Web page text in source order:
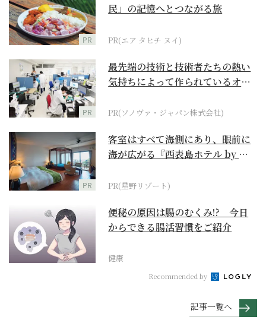
PR
民」の記憶へとつながる旅
PR(エア タヒチ ヌイ)
PR
最先端の技術と技術者たちの熱い
気持ちによって作られているオー
PR(ソノヴァ・ジャパン株式会社)
PR
客室はすべて海側にあり、眼前に
海が広がる『西表島ホテル by 星
PR(星野リゾート)
便秘の原因は腸のむくみ!? 今日
からできる腸活習慣をご紹介
健康
Recommended by
記事一覧へ